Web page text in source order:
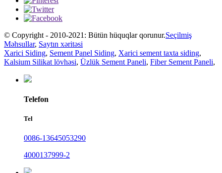
© Copyright - 2010-2021: Bütün hüquqlar qorunur.Seçilmiş
Məhsullar, Saytın xəritəsi
Xarici Siding, Sement Panel Siding, Xarici sement taxta siding,
Kalsium Silikat lövhəsi, Üzlük Sement Paneli, Fiber Sement Paneli,
Telefon
Tel
0086-13645053290
4000137999-2